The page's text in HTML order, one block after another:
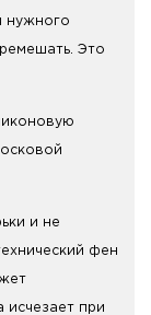
нужного
Это
и не
фен
исчезает при